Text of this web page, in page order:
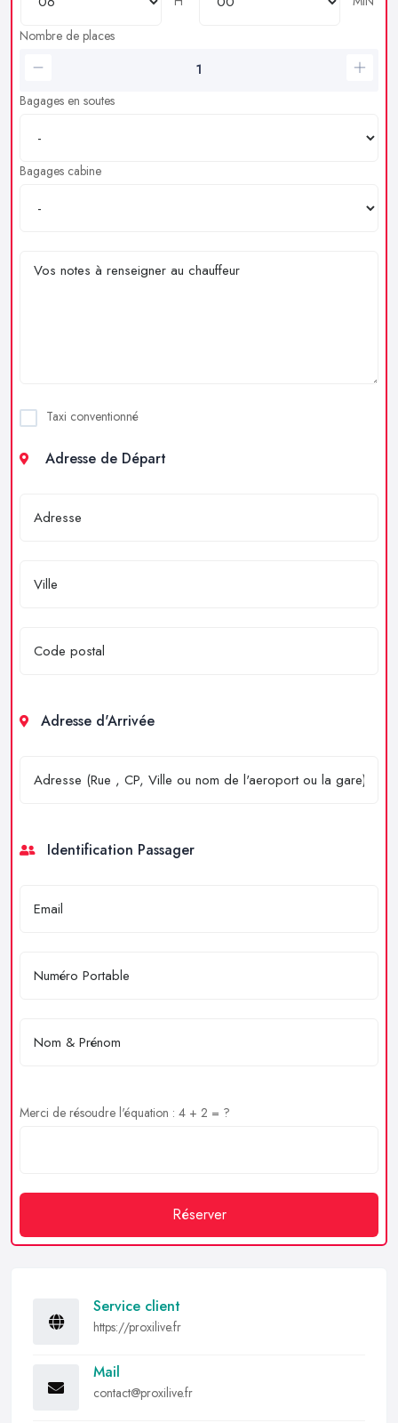
Nombre de places
Bagages en soutes
Bagages cabine
Taxi conventionné
Adresse de Départ
Adresse d'Arrivée
Identification Passager
Merci de résoudre l'équation : 4 + 2 = ?
Réserver
Service client
https://proxilive.fr
Mail
contact@proxilive.fr